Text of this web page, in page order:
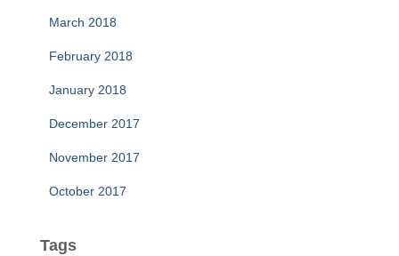
March 2018
February 2018
January 2018
December 2017
November 2017
October 2017
Tags